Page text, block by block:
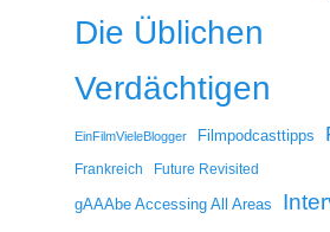
Die Üblichen
Verdächtigen
EinFilmVieleBlogger Filmpodcasttipps
Frankreich Future Revisited
gAAAbe Accessing All Areas